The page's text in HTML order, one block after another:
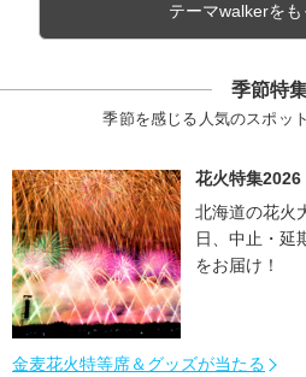
テーマwalkerをも
季節特
季節を感じる人気のスポッ
花火特集2026
北海道の花火
日、中止・延
をお届け！
金麦花火特等席＆グッズが当たる